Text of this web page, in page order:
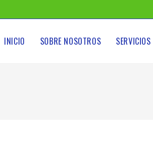
INICIO SOBRE NOSOTROS SERVICIOS